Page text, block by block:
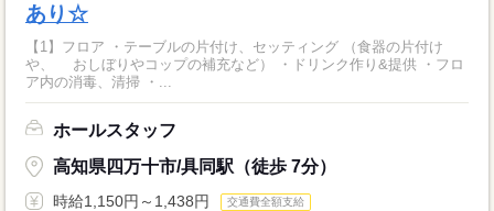
あり☆
【1】フロア ・テーブルの片付け、セッティング （食器の片付け
や、 おしぼりやコップの補充など） ・ドリンク作り&提供 ・フロ
ア内の消毒、清掃 ・...
ホールスタッフ
高知県四万十市/具同駅（徒歩 7分）
時給1,150円～1,438円 交通費全額支給